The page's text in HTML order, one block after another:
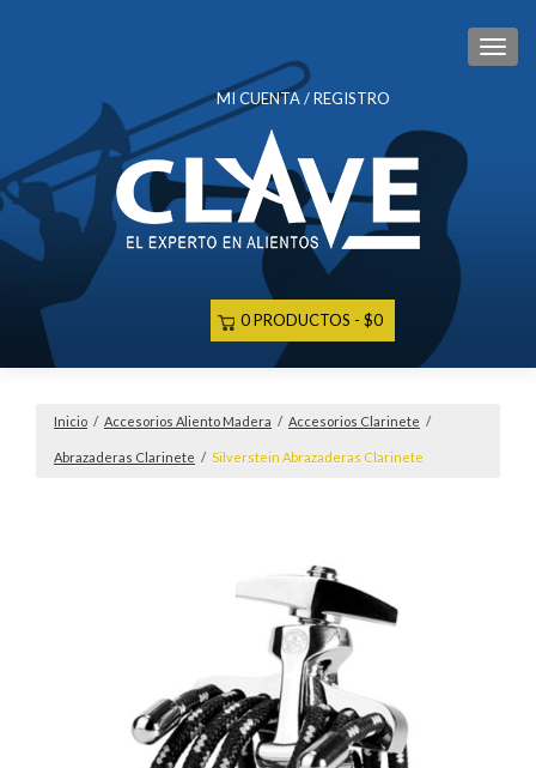
MI CUENTA / REGISTRO
0 PRODUCTOS $0
Inicio / Accesorios Aliento Madera / Accesorios Clarinete /
Abrazaderas Clarinete / Silverstein Abrazaderas Clarinete